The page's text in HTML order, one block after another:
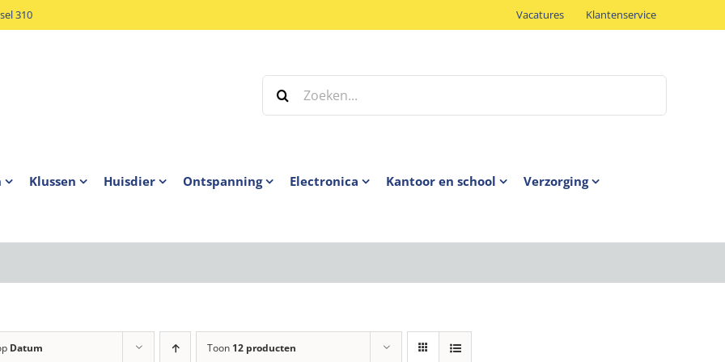
310 Vacatures Klantenservice
Zoeken
naar:
Klussen Huisdier Ontspanning Electronica Kantoor en school Verzorging
Datum Toon 12 producten